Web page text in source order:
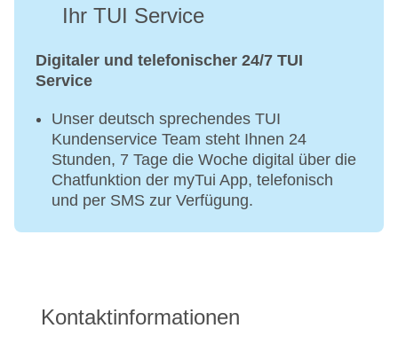
Ihr TUI Service
Digitaler und telefonischer 24/7 TUI
Service
Unser deutsch sprechendes TUI
Kundenservice Team steht Ihnen 24
Stunden, 7 Tage die Woche digital über die
Chatfunktion der myTui App, telefonisch
und per SMS zur Verfügung.
Kontaktinformationen